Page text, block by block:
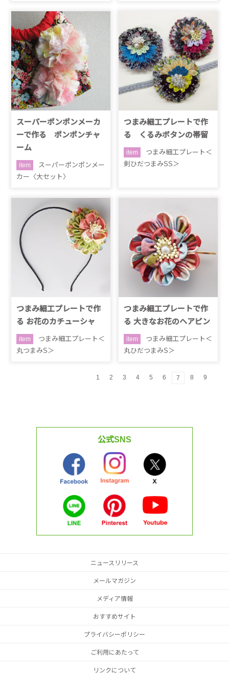
スーパーポンポンメーカ
ーで作る ポンポンチャ
ーム
item
スーパーポンポンメー
カー〈大セット〉
つまみ細工プレートで作
る くるみボタンの帯留
item
つまみ細工プレート＜
剣ひだつまみSS＞
つまみ細工プレートで作
る お花のカチューシャ
item
つまみ細工プレート＜
丸つまみS＞
つまみ細工プレートで作
る 大きなお花のヘアピン
item
つまみ細工プレート＜
丸ひだつまみS＞
1 2 3 4 5 6 7 8 9
公式SNS
ニュースリリース
メールマガジン
メディア情報
おすすめサイト
プライバシーポリシー
ご利用にあたって
リンクについて